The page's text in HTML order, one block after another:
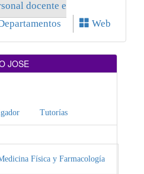
docente e
Web
JOSE
Tutorías
Física y Farmacología